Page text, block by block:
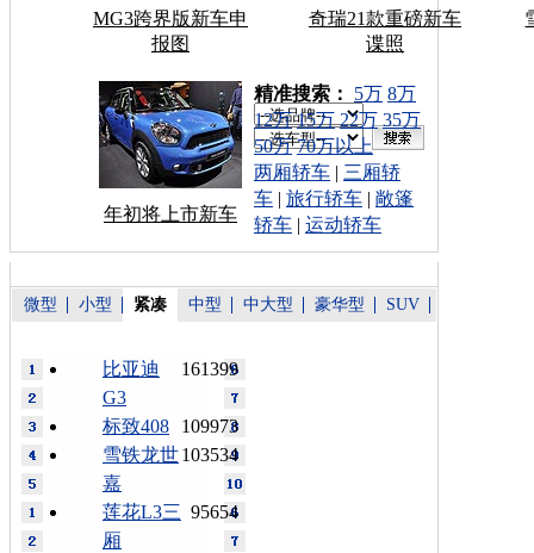
MG3跨界版新车申
报图
奇瑞21款重磅新车
谍照
年初将上市新车
车型搜索：
精准搜索： 5万 8万
12万 15万 22万 35万
50万 70万以上
两厢轿车 | 三厢轿
车 | 旅行轿车 | 敞篷
轿车 | 运动轿车
微型 小型 紧凑 中型 中大型 豪华型 SUV
161399
比亚迪
G3
109973
标致408
103534
雪铁龙世
嘉
95654
莲花L3三
厢